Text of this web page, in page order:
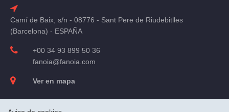
Camí de Baix, s/n - 08776 - Sant Pere de Riudebitlles
(Barcelona) - ESPAÑA
+00 34 93 899 50 36
fanoia@fanoia.com
Ver en mapa